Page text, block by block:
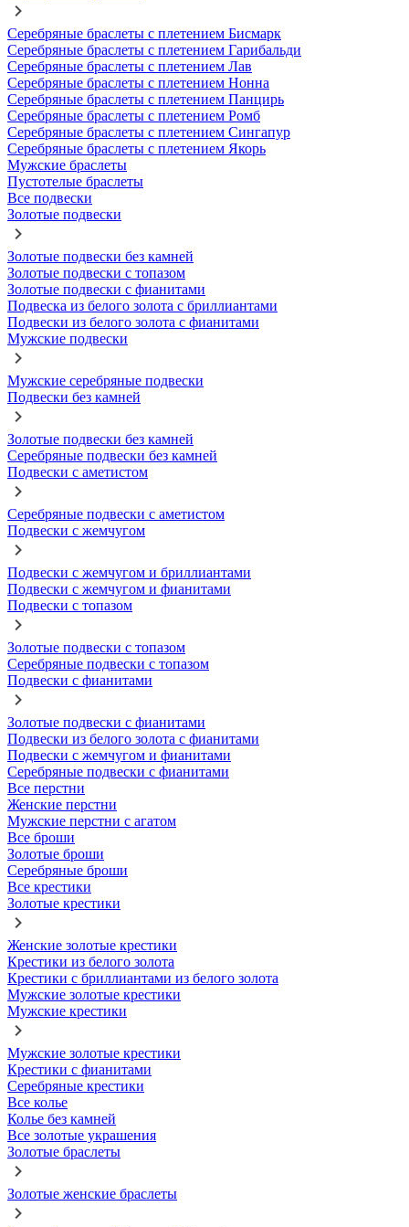
Серебряные браслеты с плетением Бисмарк
Серебряные браслеты с плетением Гарибальди
Серебряные браслеты с плетением Лав
Серебряные браслеты с плетением Нонна
Серебряные браслеты с плетением Панцирь
Серебряные браслеты с плетением Ромб
Серебряные браслеты с плетением Сингапур
Серебряные браслеты с плетением Якорь
Мужские браслеты
Пустотелые браслеты
Все подвески
Золотые подвески
Золотые подвески без камней
Золотые подвески с топазом
Золотые подвески с фианитами
Подвеска из белого золота с бриллиантами
Подвески из белого золота с фианитами
Мужские подвески
Мужские серебряные подвески
Подвески без камней
Золотые подвески без камней
Серебряные подвески без камней
Подвески с аметистом
Серебряные подвески с аметистом
Подвески с жемчугом
Подвески с жемчугом и бриллиантами
Подвески с жемчугом и фианитами
Подвески с топазом
Золотые подвески с топазом
Серебряные подвески с топазом
Подвески с фианитами
Золотые подвески с фианитами
Подвески из белого золота с фианитами
Подвески с жемчугом и фианитами
Серебряные подвески с фианитами
Все перстни
Женские перстни
Мужские перстни с агатом
Все броши
Золотые броши
Серебряные броши
Все крестики
Золотые крестики
Женские золотые крестики
Крестики из белого золота
Крестики с бриллиантами из белого золота
Мужские золотые крестики
Мужские крестики
Мужские золотые крестики
Крестики с фианитами
Серебряные крестики
Все колье
Колье без камней
Все золотые украшения
Золотые браслеты
Золотые женские браслеты